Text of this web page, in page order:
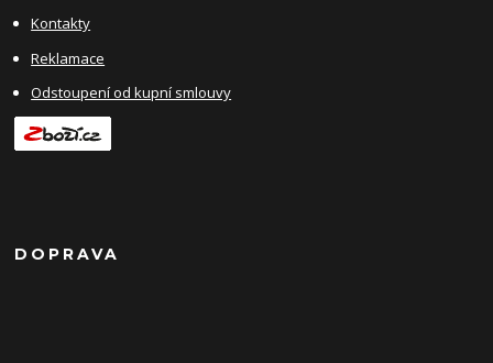
Kontakty
Reklamace
Odstoupení od kupní smlouvy
DOPRAVA